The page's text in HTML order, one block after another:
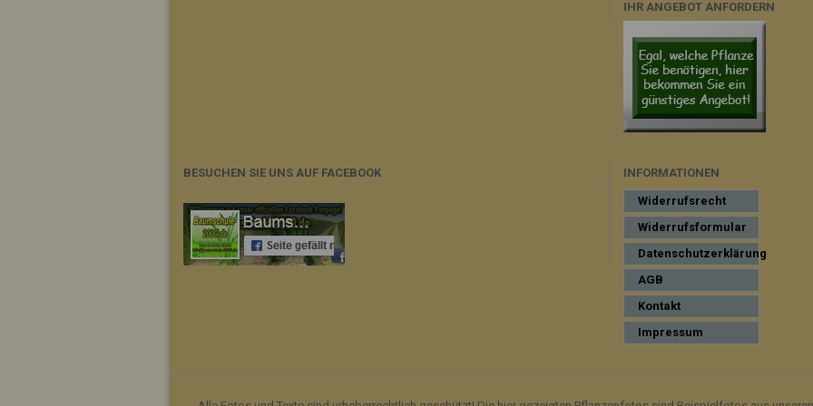
IHR ANGEBOT ANFORDERN
BESUCHEN SIE UNS AUF FACEBOOK INFORMATIONEN
Widerrufsrecht
Widerrufsformular
Datenschutzerklärung
AGB
Kontakt
Impressum